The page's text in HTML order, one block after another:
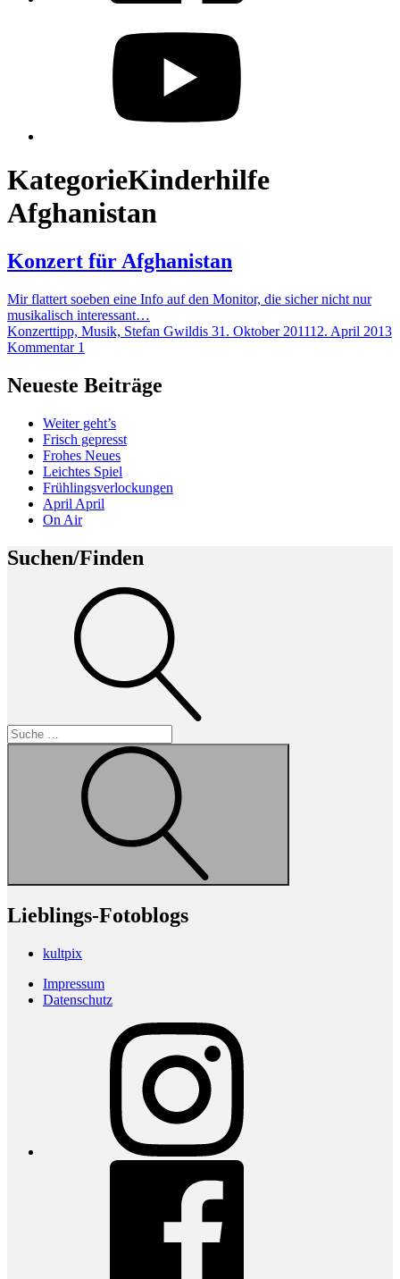
KategorieKinderhilfe
Afghanistan
Konzert für Afghanistan
Mir flattert soeben eine Info auf den Monitor, die sicher nicht nur
musikalisch interessant…
Konzerttipp, Musik, Stefan Gwildis 31. Oktober 201112. April 2013
Kommentar 1
Neueste Beiträge
Weiter geht’s
Frisch gepresst
Frohes Neues
Leichtes Spiel
Frühlingsverlockungen
April April
On Air
Suchen/Finden
Lieblings-Fotoblogs
kultpix
Impressum
Datenschutz